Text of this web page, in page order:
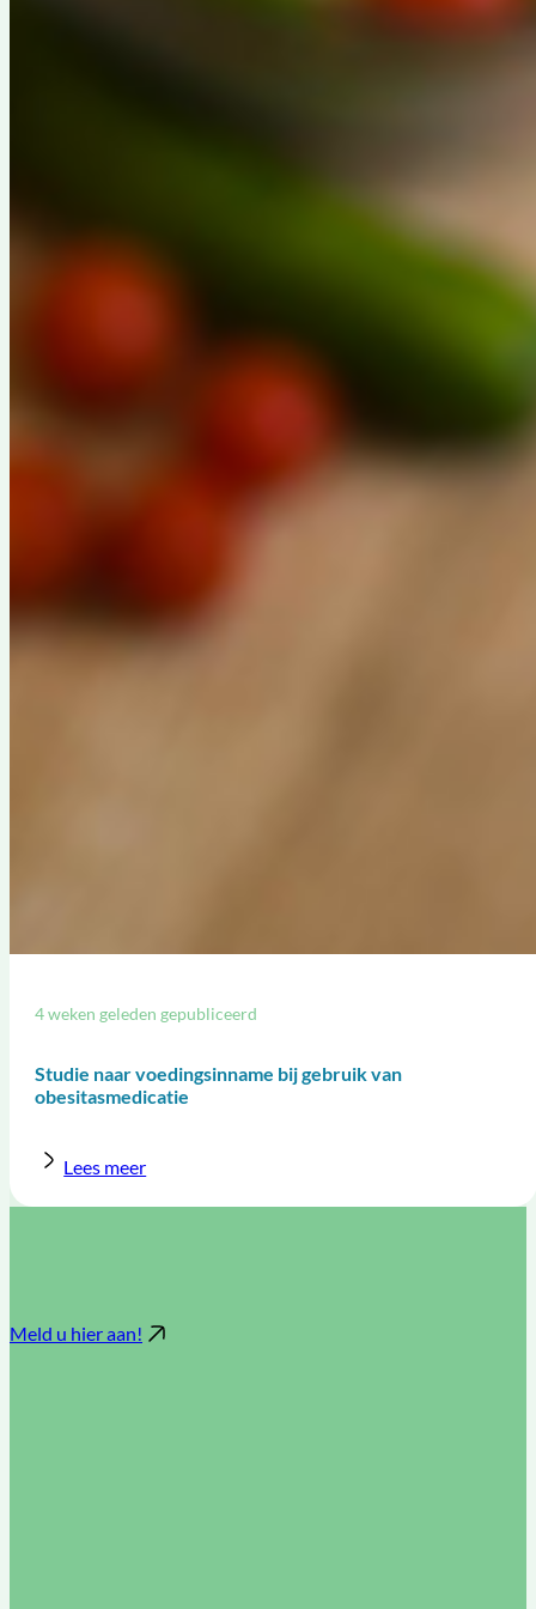
Studie naar voedingsinname bij gebruik van
obesitasmedicatie
4 weken geleden gepubliceerd
Lees meer
Meld u hier aan!